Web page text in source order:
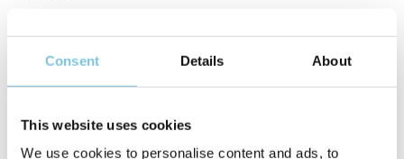
Consent Details About
This website uses cookies
We use cookies to personalise content and ads, to
Casa Moretti
Museo
Marítimo
En la Casa Museo del escritor Marino Moretti (nacido en
Cesenatico en 1885 y muerto aquí en 1979) se